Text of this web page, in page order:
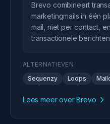
Brevo combineert
marketingmails in één
mail, niet per contact,
transactionele
ALTERNATIEVEN
Sequenzy
Loops
Lees meer over Brevo